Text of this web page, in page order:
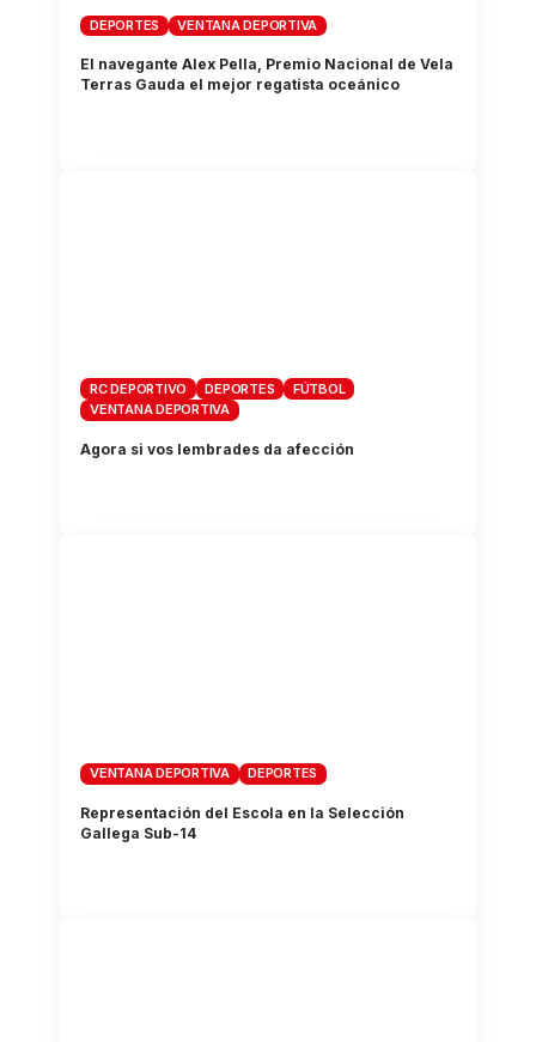
DEPORTES VENTANA DEPORTIVA
El navegante Alex Pella, Premio Nacional de Vela
Terras Gauda el mejor regatista oceánico
RC DEPORTIVO DEPORTES
FÚTBOL
VENTANA DEPORTIVA
Agora si vos lembrades da afección
VENTANA DEPORTIVA DEPORTES
Representación del Escola en la Selección
Gallega Sub-14